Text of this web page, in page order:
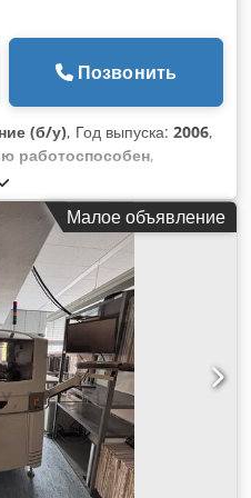
Позвонить
(б/у), Год выпуска: 2006,
работоспособен,
об
*Assembleon Philips
модуль для установки
установки: 14 000
захватом
9 000–11 000
компоненты: 0402–SOP,
датчиком и камерой QFP
мм (25 мил) с
датчика и камеры QFP
до 0,5 мм (20 мил) –
для обзора области
6,5 мм *Точность
0,08 мм для чипов и SOIC
Малое объявление